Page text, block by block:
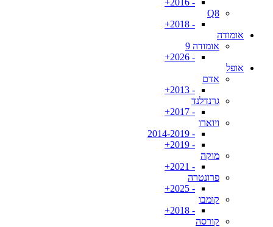
- 2016+
Q8
- 2018+
אומודה
אומודה 9
- 2026+
אופל
אדם
- 2013+
גרנדלנד
- 2017+
ויוארו
- 2014-2019
- 2019+
מוקה
- 2021+
פרונטרה
- 2025+
קומבו
- 2018+
קורסה